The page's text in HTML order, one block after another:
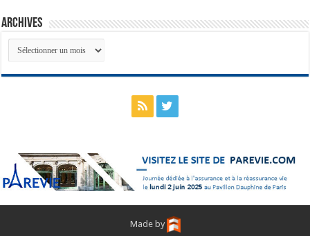
Archives
Archives
Made by